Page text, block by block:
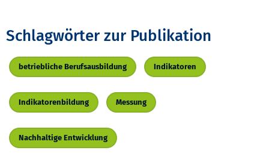
Schlagwörter zur Publikation
betriebliche Berufsausbildung Indikatoren
Indikatorenbildung Messung
Nachhaltige Entwicklung